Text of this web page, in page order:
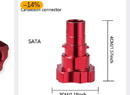
–14%